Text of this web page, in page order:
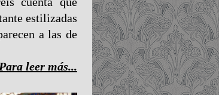
estilizadas
a las de
Para leer más...